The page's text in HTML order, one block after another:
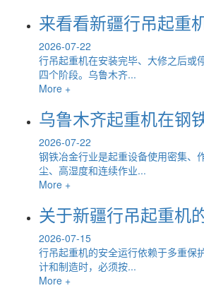
来看看新疆行吊起重
2026-07-22
行吊起重机在安装完毕、大修之后或
四个阶段。乌鲁木齐...
More +
乌鲁木齐起重机在钢
2026-07-22
钢铁冶金行业是起重设备使用密集、
尘、高湿度和连续作业...
More +
关于新疆行吊起重机
2026-07-15
行吊起重机的安全运行依赖于多重保
计和制造时，必须按...
More +